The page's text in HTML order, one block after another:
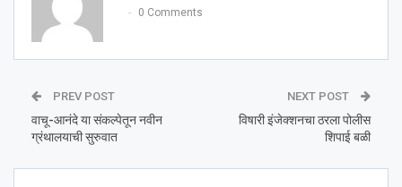
0 Comments
PREV POST
वाचू-आनंदे या संकल्पेतून नवीन
ग्रंथालयाची सुरुवात
NEXT POST
विषारी इंजेक्शनचा ठरला पोलीस
शिपाई बळी